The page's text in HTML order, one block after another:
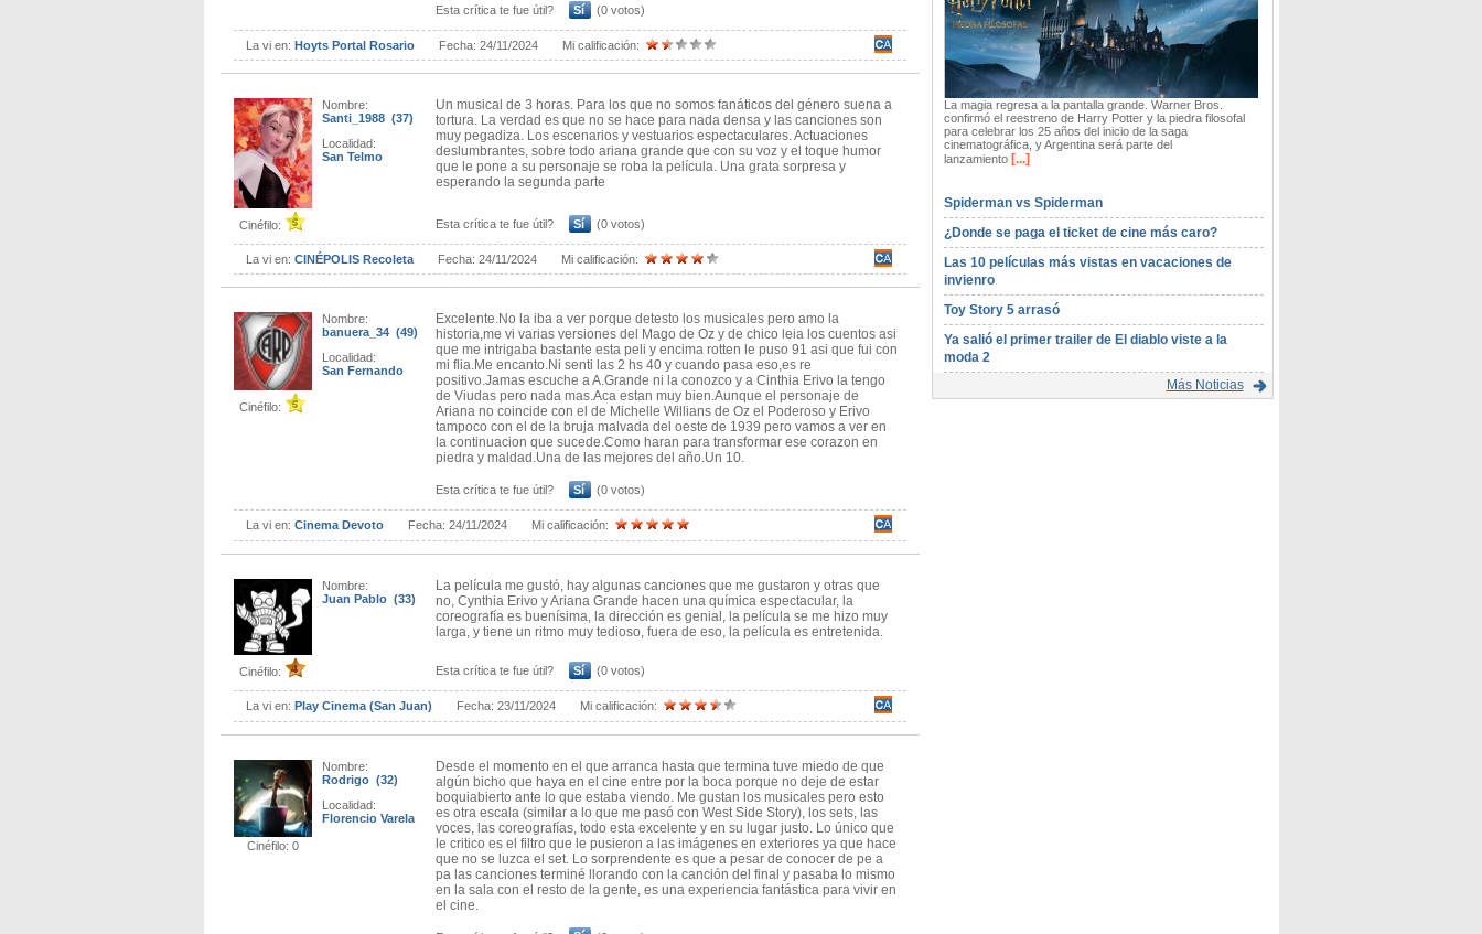
Esta crítica te fue útil? Sí (0 votos)
La vi en:Hoyts Portal Rosario Fecha:24/11/2024 Mi calificación:
Cinéfilo:
Nombre:
Santi_1988 (37)
Localidad:
San Telmo
Un musical de 3 horas. Para los que no somos fanáticos del género suena a
tortura. La verdad es que no se hace para nada densa y las canciones son
muy pegadiza. Los escenarios y vestuarios espectaculares. Actuaciones
deslumbrantes, sobre todo ariana grande que con su voz y el toque humor
que le pone a su personaje se roba la película. Una grata sorpresa y
esperando la segunda parte
Esta crítica te fue útil? Sí (0 votos)
La vi en:CINÉPOLIS Recoleta Fecha:24/11/2024 Mi calificación:
Cinéfilo:
Nombre:
banuera_34 (49)
Localidad:
San Fernando
Excelente.No la iba a ver porque detesto los musicales pero amo la
historia,me vi varias versiones del Mago de Oz y de chico leia los cuentos asi
que me intrigaba bastante esta peli y encima rotten le puso 91 asi que fui con
mi flia.Me encanto.Ni senti las 2 hs 40 y cuando pasa eso,es re
positivo.Jamas escuche a A.Grande ni la conozco y a Cinthia Erivo la tengo
de Viudas pero nada mas.Aca estan muy bien.Aunque el personaje de
Ariana no coincide con el de Michelle Willians de Oz el Poderoso y Erivo
tampoco con el de la bruja malvada del oeste de 1939 pero vamos a ver en
la continuacion que sucede.Como haran para transformar ese corazon en
piedra y maldad.Una de las mejores del año.Un 10.
Esta crítica te fue útil? Sí (0 votos)
La vi en:Cinema Devoto Fecha:24/11/2024 Mi calificación:
Cinéfilo:
Nombre:
Juan Pablo (33)
La película me gustó, hay algunas canciones que me gustaron y otras que
no, Cynthia Erivo y Ariana Grande hacen una química espectacular, la
coreografía es buenísima, la dirección es genial, la película se me hizo muy
larga, y tiene un ritmo muy tedioso, fuera de eso, la película es entretenida.
Esta crítica te fue útil? Sí (0 votos)
La vi en: Play Cinema (San Juan) Fecha:23/11/2024 Mi calificación:
Cinéfilo: 0
Nombre:
Rodrigo (32)
Localidad:
Florencio Varela
Desde el momento en el que arranca hasta que termina tuve miedo de que
algún bicho que haya en el cine entre por la boca porque no deje de estar
boquiabierto ante lo que estaba viendo. Me gustan los musicales pero esto
es otra escala (similar a lo que me pasó con West Side Story), los sets, las
voces, las coreografías, todo esta excelente y en su lugar justo. Lo único que
le critico es el filtro que le pusieron a las imágenes en exteriores ya que hace
que no se luzca el set. Lo sorprendente es que a pesar de conocer de pe a
pa las canciones terminé llorando con la canción del final y pasaba lo mismo
en la sala con el resto de la gente, es una experiencia fantástica para vivir en
el cine.
La magia regresa a la pantalla grande. Warner Bros.
confirmó el reestreno de Harry Potter y la piedra filosofal
para celebrar los 25 años del inicio de la saga
cinematográfica, y Argentina será parte del
lanzamiento[...]
Spiderman vs Spiderman
¿Donde se paga el ticket de cine más caro?
Las 10 películas más vistas en vacaciones de
invienro
Toy Story 5 arrasó
Ya salió el primer trailer de El diablo viste a la
moda 2
Más Noticias